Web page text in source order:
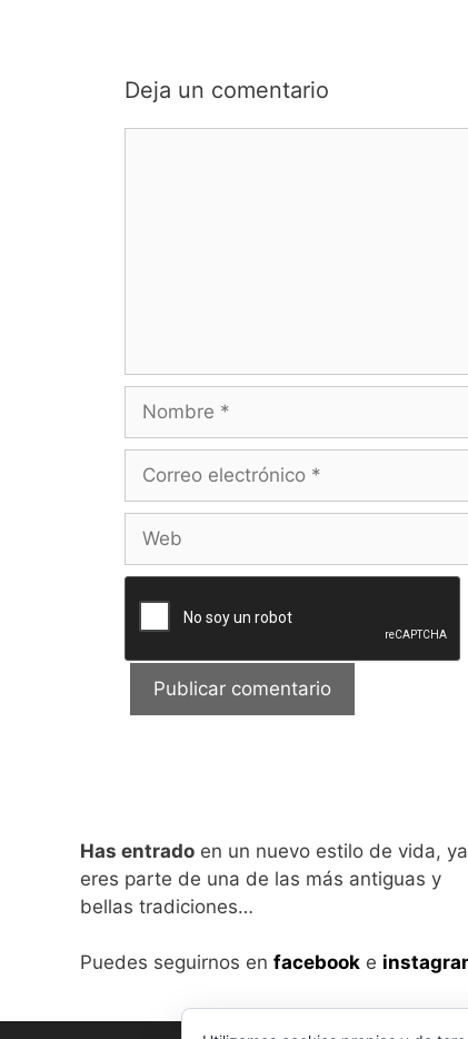
Deja un comentario
electrónico
Has entrado en un nuevo estilo de vida, ya
eres parte de una de las más antiguas y
bellas tradiciones…
Puedes seguirnos en facebook e